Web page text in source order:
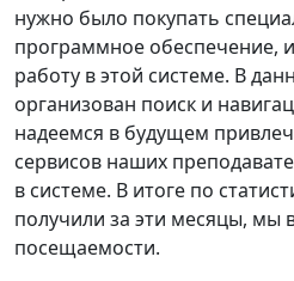
нужно было покупать
программное обеспечение,
работу в этой системе. В
организован поиск и
надеемся в будущем
сервисов наших
в системе. В итоге по
получили за эти месяцы, мы
посещаемости.